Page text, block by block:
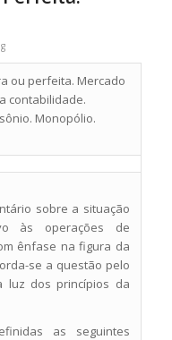
ou perfeita. Mercado
contabilidade.
Monopólio.
sobre a situação
às operações de
ênfase na figura da
se a questão pelo
luz dos princípios da
as seguintes